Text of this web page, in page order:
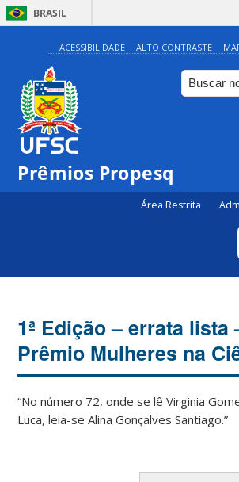
BRASIL
ACESSIBILIDADE ALTO CONTRASTE
Prêmios Propesq
Área Restrita
1ª Edição – errata lista
Prêmio Mulheres na
“No número 72, onde se lê Virginia
Luca, leia-se Alina Gonçalves Santiago.”